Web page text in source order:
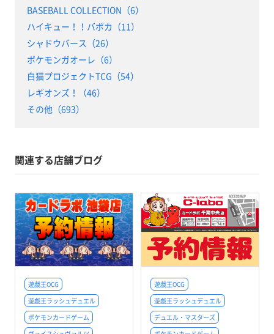
BASEBALL COLLECTION（6）
ハイキュー！！バボカ（11）
シャドウバース（26）
ポケモンガオーレ（6）
白猫プロジェクトTCG（54）
レギオンズ！（46）
その他（693）
関連する店舗ブログ
遊戯王OCG
遊戯王ラッシュデュエル
ポケモンカードゲーム
遊戯王OCG
遊戯王ラッシュデュエル
デュエル・マスターズ